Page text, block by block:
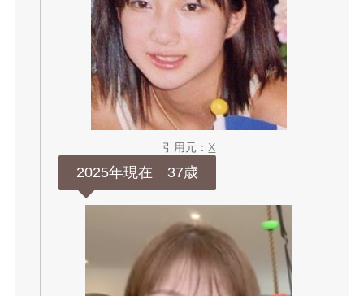
引用元： X
2025年現在 37歳